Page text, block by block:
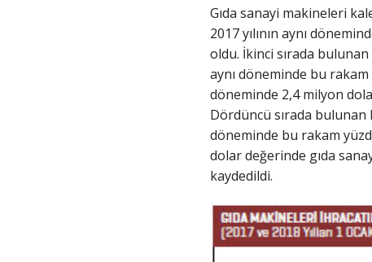
Gıda sanayi makineleri
2017 yılının aynı
oldu. İkinci sırada bulunan
aynı döneminde bu rakam
döneminde 2,4 milyon
Dördüncü sırada bulunan
döneminde bu rakam
dolar değerinde gıda
kaydedildi.